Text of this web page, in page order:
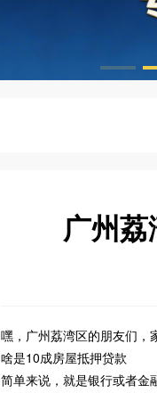
广州荔
嘿，广州荔湾区的朋友们，
啥是10成房屋抵押贷款
简单来说，就是银行或者金